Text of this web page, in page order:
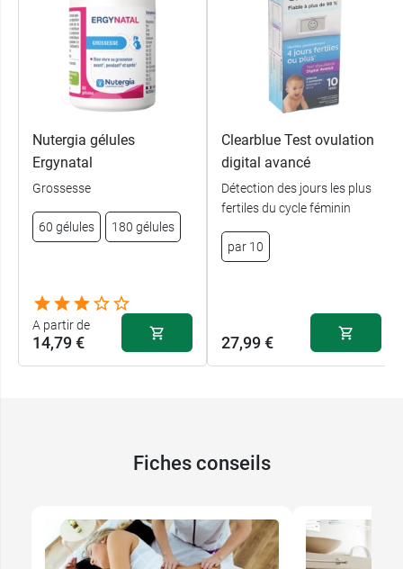
Nutergia gélules
Ergynatal
Grossesse
60 gélules 180 gélules
A partir de
14,79 €
Clearblue Test ovulation
digital avancé
Détection des jours les plus
fertiles du cycle féminin
par 10
27,99 €
Fiches conseils